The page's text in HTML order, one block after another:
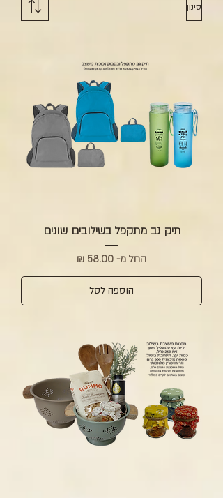
סינון
תיק גב מתקפל בשילובים שונים
החל מ-
מחיר מבצע
הוספה לסל